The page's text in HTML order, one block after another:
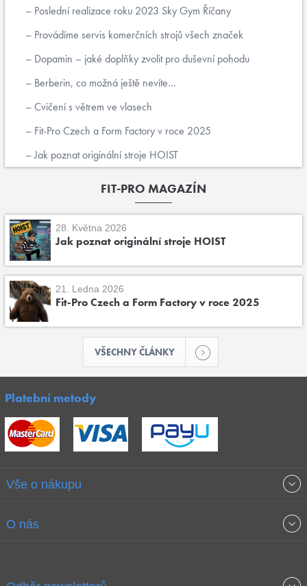
Poslední realizace roku 2023 Sky Gym Říčany
Provádíme servis komerčních strojů všech značek
Dopamin – jaké doplňky zvolit pro duševní pohodu
Berberin, co možná ještě nevíte...
Cvičení s větrem ve vlasech
Fit-Pro Czech a Form Factory v roce 2025
Jak poznat originální stroje HOIST
FIT-PRO MAGAZÍN
28. Května 2026
Jak poznat originální stroje HOIST
21. Ledna 2026
Fit-Pro Czech a Form Factory v roce 2025
VŠECHNY ČLÁNKY
Platební metody
Vše o nákupu
Obchodní podmínky
O nás